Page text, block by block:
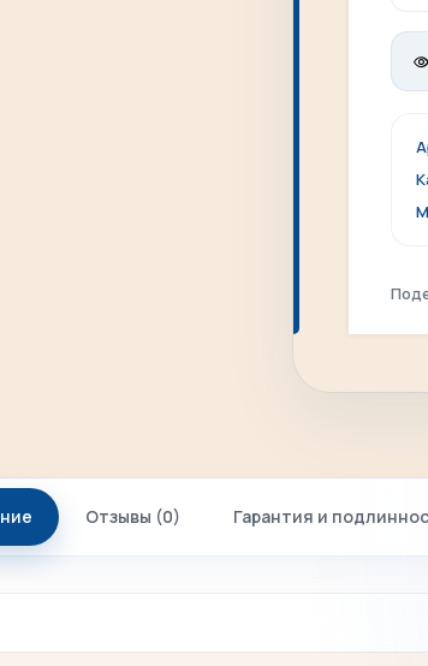
Отзывы (0) Гарантия и